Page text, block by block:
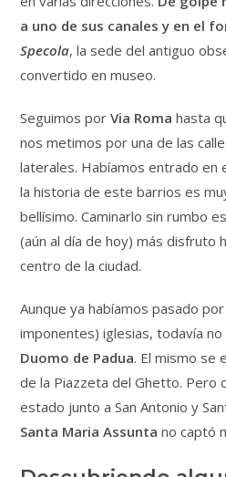
a uno de sus canales y en el
Specola, la sede del antiguo
convertido en museo.
Seguimos porVia Roma hasta
nos metimos por una de las
laterales. Habíamos entrado en
la historia de este barrios es
bellísimo. Caminarlo sin rumbo
(aún al día de hoy) más disfruto
centro de la ciudad.
Aunque ya habíamos pasado
imponentes) iglesias, todavía
Duomo de Padua. El mismo se
de la Piazzeta del Ghetto. Pero
estado junto a San Antonio y
Santa Maria Assunta no captó